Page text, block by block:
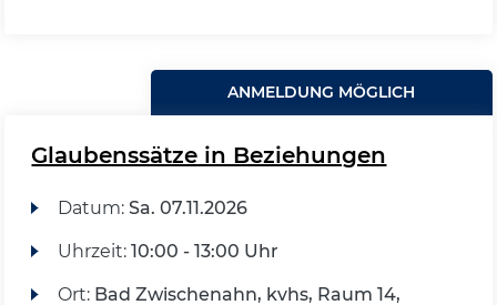
ANMELDUNG MÖGLICH
Glaubenssätze in Beziehungen
Datum: Sa. 07.11.2026
Uhrzeit: 10:00 - 13:00 Uhr
Ort: Bad Zwischenahn, kvhs, Raum 14,